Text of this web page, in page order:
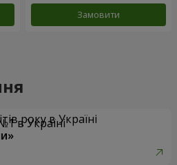
Замовити
року в Україні